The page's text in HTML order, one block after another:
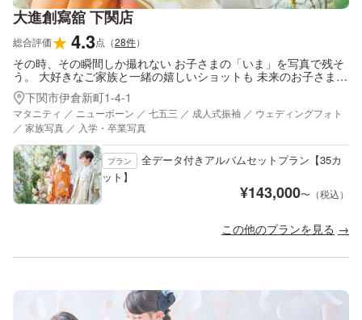
大進創寫舘 下関店
総合評価★4.3点 （28件）
その時、その瞬間しか撮れない お子さまの「いま」を写真で残そ
う。 大好きなご家族と一緒の嬉しいショットも 未来のお子さまへ
の贈り物になります。
下関市伊倉新町1-4-1
マタニティ ／ ニューボーン ／ 七五三 ／ 成人式振袖 ／ ウェディングフォト
／ 家族写真 ／ 入学・卒業写真
プラン
全データ付きアルバムセットプラン【35カ
ット】
¥143,000〜（税込）
この他のプランを見る